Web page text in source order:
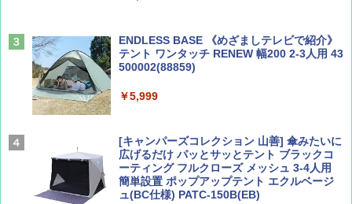
AIRLINE（エアライン）2026年9月号【特
集】ボーイング110周年を祝して！
ァキア 2026～2027 地球の歩き方A ヨーロッ
￥2,277
新しい日本地理 地図・統計・移動から読み
解く (講談社現代新書)
ENDLESS BASE 《めざましテレビで紹介》
テント ワンタッチ RENEW 幅200 2-3人用 43
500002(88859)
￥5,999
[キャンパーズコレクション 山善] 傘みたいに
広げるだけ パッとサッとテント ブラックコ
ーティング フルクローズ メッシュ 3-4人用
簡単設置 ポップアップテント エクルベージ
ュ(BC仕様) PATC-150B(EB)